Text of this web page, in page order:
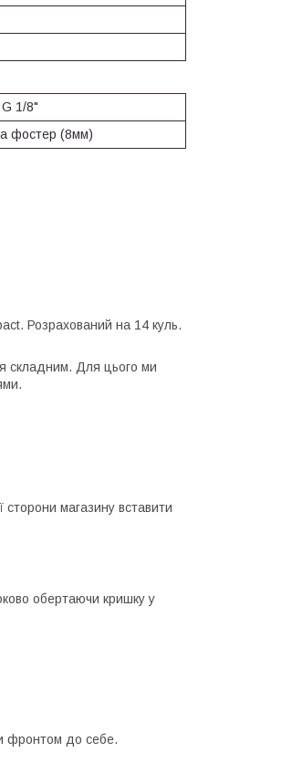
1/8"
фостер (8мм)
Розрахований на 14 куль.
складним. Для цього ми
магазину вставити
обертаючи кришку у
фронтом до себе.